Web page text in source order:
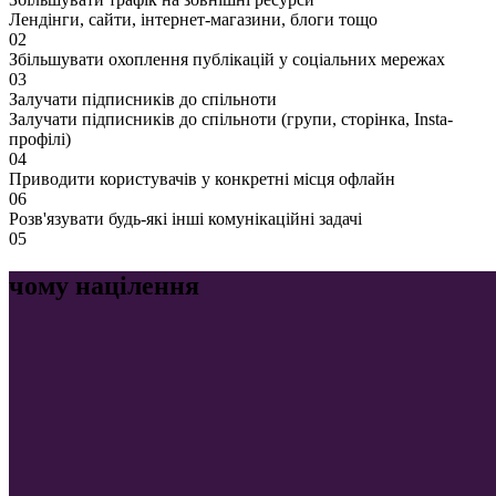
Лендінги, сайти, інтернет-магазини, блоги тощо
02
Збільшувати охоплення публікацій у соціальних мережах
03
Залучати підписників до спільноти
Залучати підписників до спільноти (групи, сторінка, Insta-
профілі)
04
Приводити користувачів у конкретні місця офлайн
06
Розв'язувати будь-які інші комунікаційні задачі
05
чому націлення